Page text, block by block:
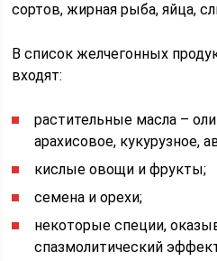
сортов, жирная рыба, яйца,
В список желчегонных
входят:
растительные масла –
арахисовое, кукурузное,
кислые овощи и фрукты;
семена и орехи;
некоторые специи,
спазмолитический